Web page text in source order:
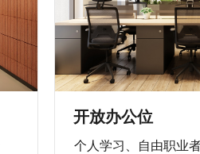
开放办公位
个人学习、自由职业